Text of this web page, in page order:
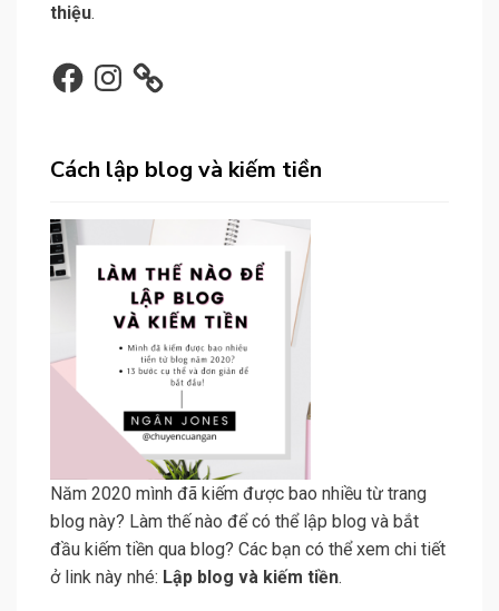
thiệu.
FacebookInstagram
Cách lập blog và kiếm tiền
Năm 2020 mình đã kiếm được bao nhiều từ trang
blog này? Làm thế nào để có thể lập blog và bắt
đầu kiếm tiền qua blog? Các bạn có thể xem chi tiết
ở link này nhé: Lập blog và kiếm tiền.